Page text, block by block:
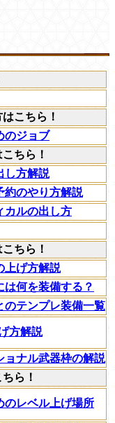
こちら！
のジョブ
ちら！
し方解説
約のやり方解説
カルの出し方
ちら！
上げ方解説
は何を装備する？
のテンプレ装備一覧
方解説
ョナル武器枠の解説
ら！
のレベル上げ場所